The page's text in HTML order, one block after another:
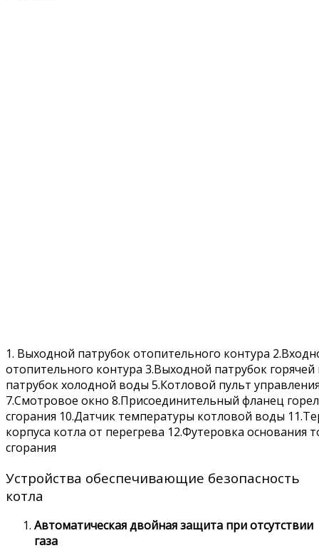
1. Выходной патрубок отопительного контура
отопительного контура 3.Выходной патрубок
патрубок холодной воды 5.Котловой пульт
7.Смотровое окно 8.Присоединительный фланец
сгорания 10.Датчик температуры котловой воды
корпуса котла от перегрева 12.Футеровка основания
сгорания
Устройства обеспечивающие безопасность
котла
Автоматическая двойная защита при отсутствии
газа